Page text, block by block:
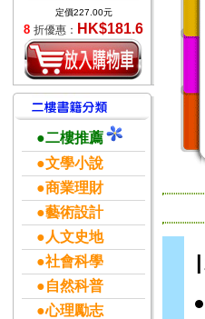
定價227.00元
8 折優惠： HK$181.6
●二樓推薦
●文學小說
●商業理財
●藝術設計
●人文史地
●社會科學
●自然科普
●心理勵志